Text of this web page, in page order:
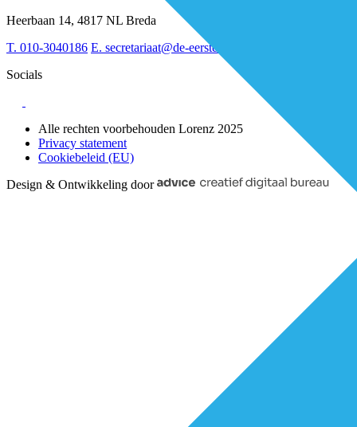
Leiderschap & samenwerking
Sociaal domein
Heerbaan 14, 4817 NL Breda
T. 010-3040186 E. secretariaat@de-eerstelijns.nl
Socials
Alle rechten voorbehouden Lorenz 2025
Privacy statement
Cookiebeleid (EU)
Design & Ontwikkeling door